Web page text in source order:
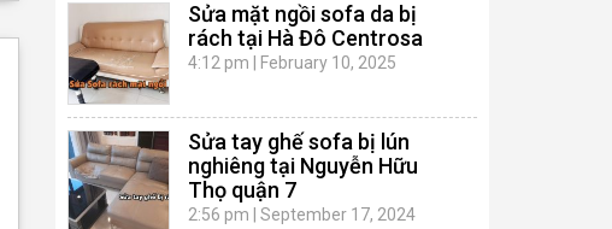
Sửa mặt ngồi sofa da bị
rách tại Hà Đô Centrosa
4:12 pm February 10, 2025
Sửa tay ghế sofa bị lún
nghiêng tại Nguyễn Hữu
Thọ quận 7
2:56 pm September 17, 2024